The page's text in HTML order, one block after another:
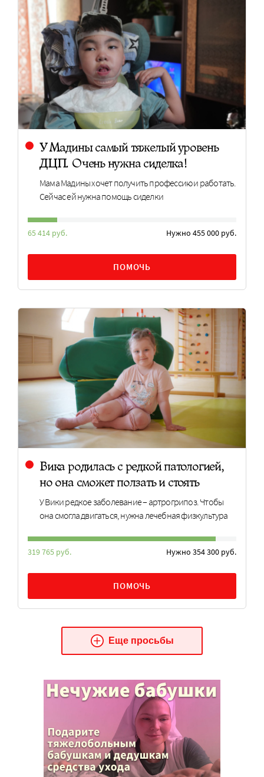
У Мадины самый тяжелый уровень
ДЦП. Очень нужна сиделка!
Мама Мадины хочет получить профессию и работать.
Сейчас ей нужна помощь сиделки
65 414 руб. Нужно 455 000 руб.
ПОМОЧЬ
Вика родилась с редкой патологией,
но она сможет ползать и стоять
У Вики редкое заболевание – артрогрипоз. Чтобы
она смогла двигаться, нужна лечебная физкультура
319 765 руб. Нужно 354 300 руб.
ПОМОЧЬ
Еще просьбы